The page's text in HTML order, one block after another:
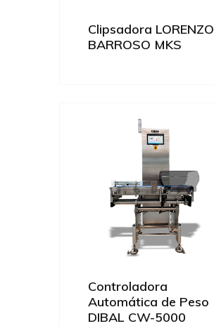
Clipsadora LORENZO
BARROSO MKS
Controladora
Automática de Peso
DIBAL CW-5000